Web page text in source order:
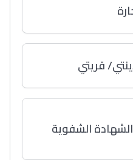
قريتي
الشفوية